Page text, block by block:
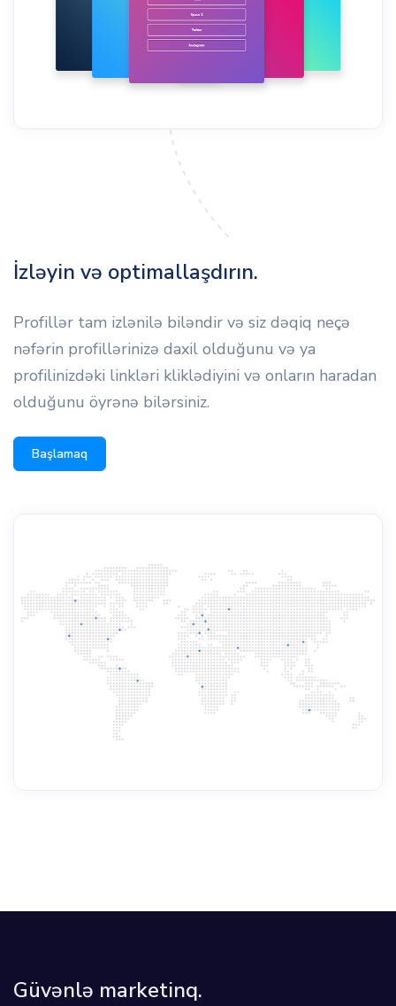
İzləyin və optimallaşdırın.
Profillər tam izlənilə biləndir və siz dəqiq neçə
nəfərin profillərinizə daxil olduğunu və ya
profilinizdəki linkləri kliklədiyini və onların haradan
olduğunu öyrənə bilərsiniz.
Başlamaq
Güvənlə marketinq.